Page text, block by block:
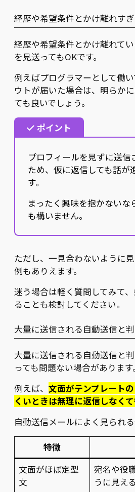
経歴や希望条件とかけ離れす
経歴や希望条件とかけ離れて
を見送ってもOKです。
例えばプログラマーとして働
ウトが届いた場合は、明らか
ても良いでしょう。
ポイント
プロフィールを見ずに送
ため、仮に返信しても話が
す。
まったく興味を抱かないな
も構いません。
ただし、一見合わないように
例もありえます。
迷う場合は軽く質問してみて
ることも検討してください。
大量に送信される自動送信と
大量に送信される自動送信と
っても問題ない場合があります。
例えば、 文面がテンプレート
くいときは無理に返信しなくて
自動送信メールによく見られ
特徴
文面がほぼ定型
文
宛名や役
うに見える